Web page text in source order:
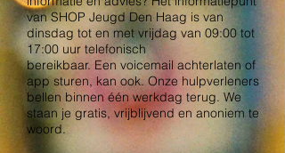
van SHOP Jeugd Den Haag is van
dinsdag tot en met vrijdag van 09:00 tot
17:00 uur telefonisch
bereikbaar. Een voicemail achterlaten of
app sturen, kan ook. Onze hulpverleners
bellen binnen één werkdag terug. We
staan je gratis, vrijblijvend en anoniem te
woord.